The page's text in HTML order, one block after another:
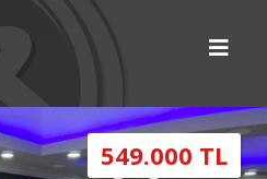
549.000 TL